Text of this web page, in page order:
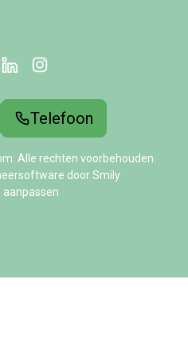
Telefoon
Alle rechten voorbehouden.
door Smily
aanpassen